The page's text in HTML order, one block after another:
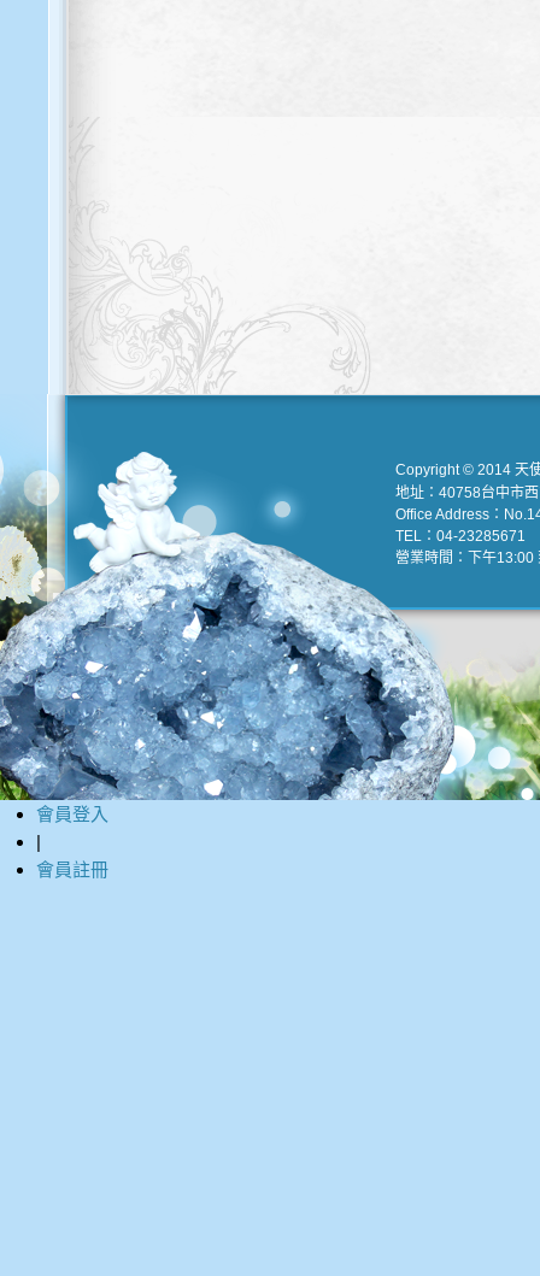
Copyright © 2014 天
地址：40758台中市
Office Address：
TEL：04-23285671
營業時間：下午13:00
會員登入
|
會員註冊